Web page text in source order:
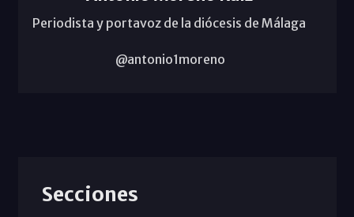
Periodista y portavoz de la diócesis de Málaga
@antonio1moreno
Secciones